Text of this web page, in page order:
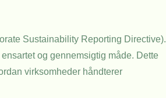
Sustainability Reporting Directive).
og gennemsigtig måde. Dette
virksomheder håndterer